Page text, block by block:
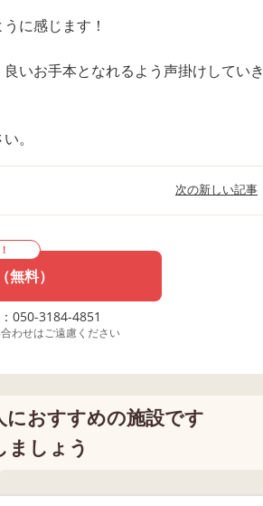
に感じます！
いお手本となれるよう声掛けしていき
。
次の新しい記事
無料）
050-3184-4851
わせはご遠慮ください
おすすめの施設です
ましょう